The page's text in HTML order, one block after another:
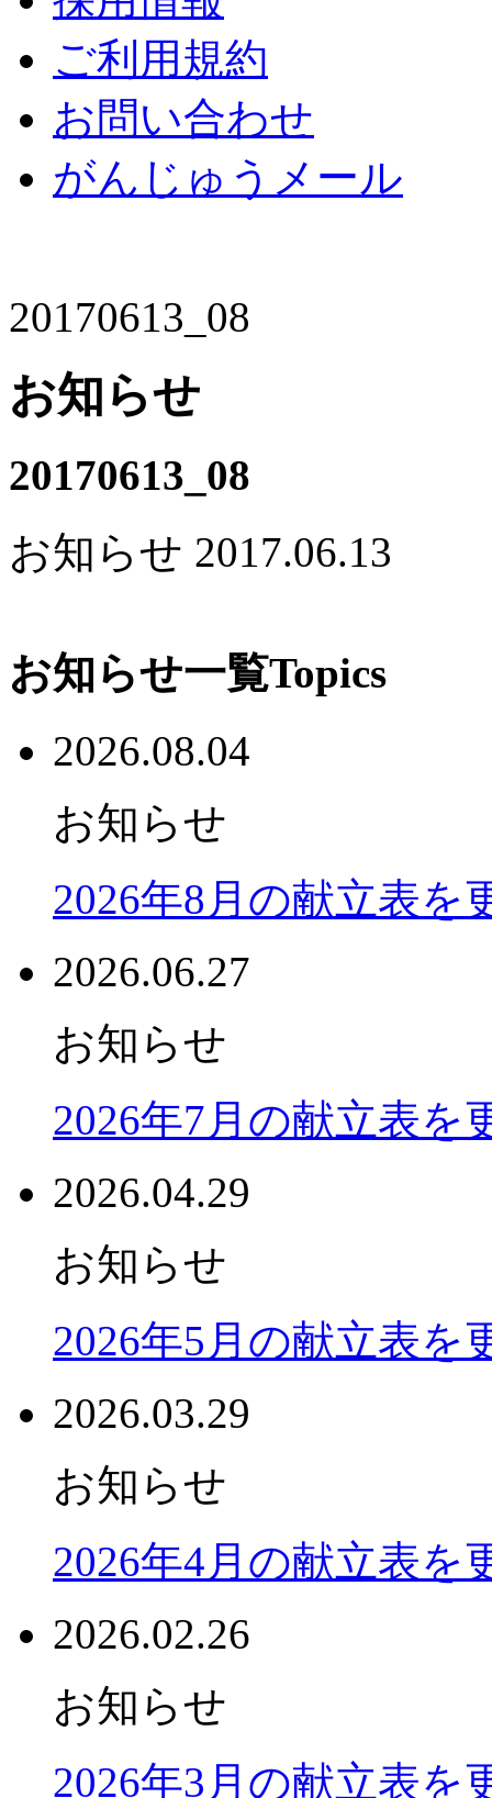
ご利用規約
お問い合わせ
がんじゅうメール
20170613_08
お知らせ
20170613_08
お知らせ 2017.06.13
お知らせ一覧Topics
2026.08.04
お知らせ
2026年8月の献立表を
2026.06.27
お知らせ
2026年7月の献立表を
2026.04.29
お知らせ
2026年5月の献立表を
2026.03.29
お知らせ
2026年4月の献立表を
2026.02.26
お知らせ
2026年3月の献立表を